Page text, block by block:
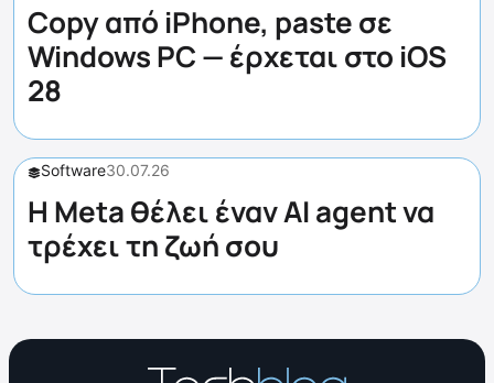
Copy από iPhone, paste σε
Windows PC — έρχεται στο iOS
28
Software30.07.26
Η Meta θέλει έναν AI agent να
τρέχει τη ζωή σου